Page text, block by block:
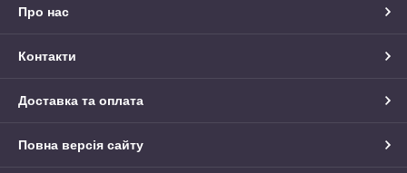
Про нас
Контакти
Доставка та оплата
Повна версія сайту